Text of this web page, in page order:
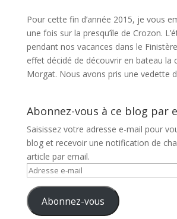
Pour cette fin d’année 2015, je vous
une fois sur la presqu’île de Crozon.
pendant nos vacances dans le
effet décidé de découvrir en bateau la
Morgat. Nous avons pris une vedette
Abonnez-vous à ce blog par
Saisissez votre adresse e-mail pour
blog et recevoir une notification de
article par email.
Adresse
mail Abonnez-vous